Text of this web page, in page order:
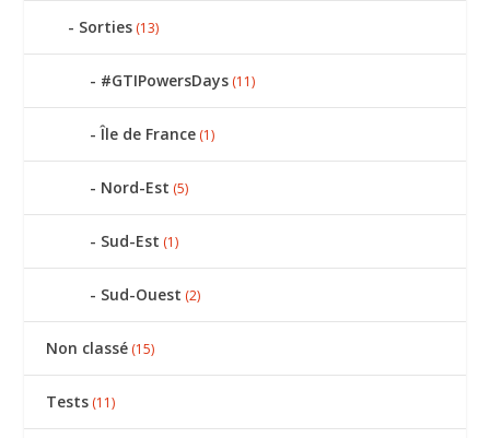
Sorties (13)
#GTIPowersDays (11)
Île de France (1)
Nord-Est (5)
Sud-Est (1)
Sud-Ouest (2)
Non classé (15)
Tests (11)